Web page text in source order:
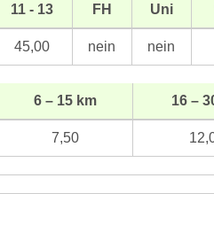
11 - 13 FH Uni
45,00 nein nein
6 – 15 km 16 –
7,50